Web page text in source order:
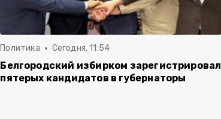
Политика Сегодня, 11:54
Белгородский избирком зарегистрировал
пятерых кандидатов в губернаторы